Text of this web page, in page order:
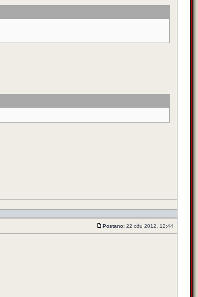
Postano: 22 ožu 2012, 12:44